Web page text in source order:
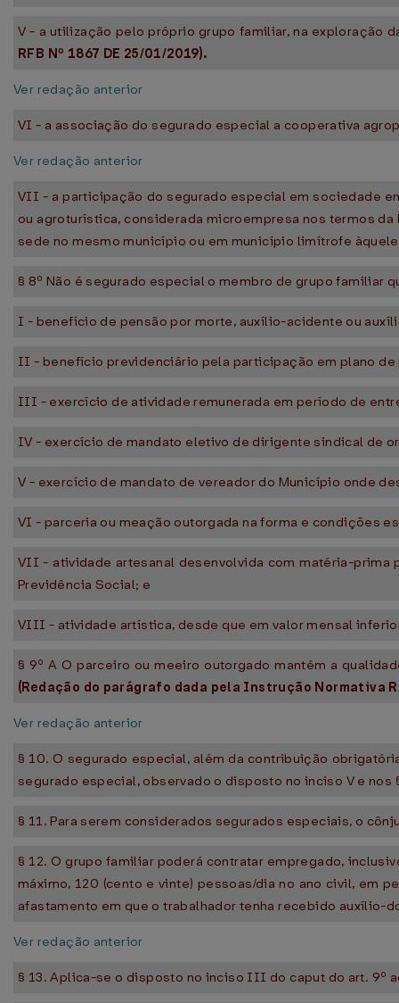
V - a utilização pelo próprio grupo familiar, na exploração
RFB Nº 1867 DE 25/01/2019).
Ver redação anterior
VI - a associação do segurado especial a cooperativa
Ver redação anterior
VII - a participação do segurado especial em sociedade
ou agroturística, considerada microempresa nos termos
sede no mesmo município ou em município limítrofe
§ 8º Não é segurado especial o membro de grupo
I - benefício de pensão por morte, auxílio-acidente ou
II - benefício previdenciário pela participação em plano
III - exercício de atividade remunerada em período de
IV - exercício de mandato eletivo de dirigente sindical de
V - exercício de mandato de vereador do Município onde
VI - parceria ou meação outorgada na forma e condições
VII - atividade artesanal desenvolvida com matéria-prima
Previdência Social; e
VIII - atividade artística, desde que em valor mensal
§ 9º A O parceiro ou meeiro outorgado mantém a
(Redação do parágrafo dada pela Instrução Normativa
Ver redação anterior
§ 10. O segurado especial, além da contribuição
segurado especial, observado o disposto no inciso V e nos
§ 11. Para serem considerados segurados especiais, o
§ 12. O grupo familiar poderá contratar empregado,
máximo, 120 (cento e vinte) pessoas/dia no ano civil, em
afastamento em que o trabalhador tenha recebido auxílio-
Ver redação anterior
§ 13. Aplica-se o disposto no inciso III do caput do art. 9º